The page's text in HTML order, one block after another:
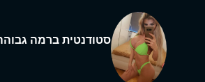
סטודנטית ברמה